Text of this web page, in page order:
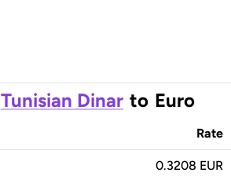
Tunisian Dinar to Euro
Rate
0.3208 EUR